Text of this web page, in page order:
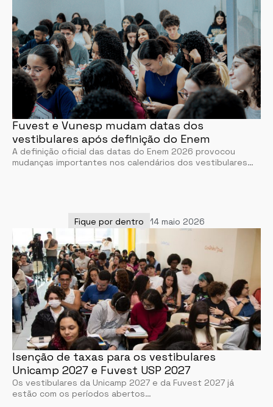
Fuvest e Vunesp mudam datas dos
vestibulares após definição do Enem
A definição oficial das datas do Enem 2026 provocou
mudanças importantes nos calendários dos vestibulares…
Fique por dentro 14 maio 2026
Isenção de taxas para os vestibulares
Unicamp 2027 e Fuvest USP 2027
Os vestibulares da Unicamp 2027 e da Fuvest 2027 já
estão com os períodos abertos…